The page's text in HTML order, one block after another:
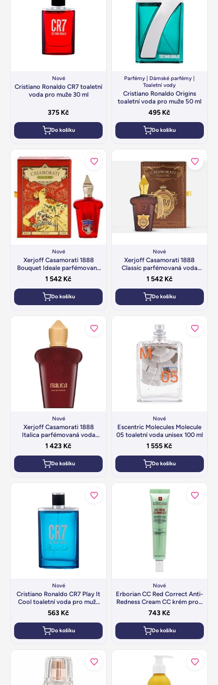
Nové
Cristiano Ronaldo CR7 toaletní
voda pro muže 30 ml
375 Kč
Do košíku
Parfémy | Dámské parfémy |
Toaletní vody
Cristiano Ronaldo Origins
toaletní voda pro muže 50 ml
495 Kč
Do košíku
Nové
Xerjoff Casamorati 1888
Bouquet Ideale parfémovaná
voda unisex 30 ml
1 542 Kč
Do košíku
Nové
Xerjoff Casamorati 1888
Classic parfémovaná voda
unisex 30 ml
1 542 Kč
Do košíku
Nové
Xerjoff Casamorati 1888
Italica parfémovaná voda
unisex 30 ml
1 423 Kč
Do košíku
Nové
Escentric Molecules Molecule
05 toaletní voda unisex 100 ml
1 555 Kč
Do košíku
Nové
Cristiano Ronaldo CR7 Play It
Cool toaletní voda pro muže
100 ml
563 Kč
Do košíku
Nové
Erborian CC Red Correct Anti-
Redness Cream CC krém proti
začervenání pleti SPF 30 40 ml
743 Kč
Do košíku